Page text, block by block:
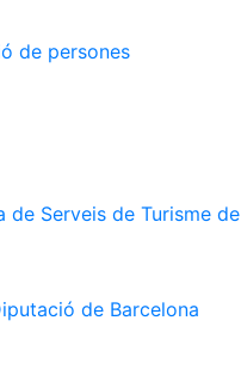
de persones
Serveis de Turisme de
de Barcelona